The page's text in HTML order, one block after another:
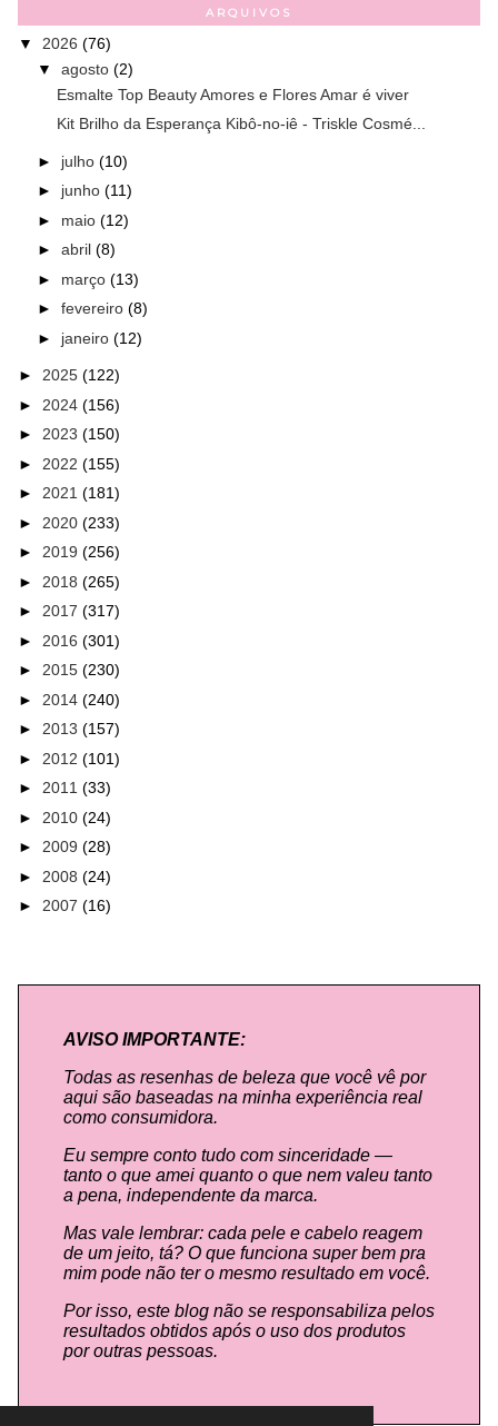
ARQUIVOS
▼ 2026 (76)
▼ agosto (2)
Esmalte Top Beauty Amores e Flores Amar é viver
Kit Brilho da Esperança Kibô-no-iê - Triskle Cosmé...
► julho (10)
► junho (11)
► maio (12)
► abril (8)
► março (13)
► fevereiro (8)
► janeiro (12)
► 2025 (122)
► 2024 (156)
► 2023 (150)
► 2022 (155)
► 2021 (181)
► 2020 (233)
► 2019 (256)
► 2018 (265)
► 2017 (317)
► 2016 (301)
► 2015 (230)
► 2014 (240)
► 2013 (157)
► 2012 (101)
► 2011 (33)
► 2010 (24)
► 2009 (28)
► 2008 (24)
► 2007 (16)
AVISO IMPORTANTE:
Todas as resenhas de beleza que você vê por
aqui são baseadas na minha experiência real
como consumidora.
Eu sempre conto tudo com sinceridade —
tanto o que amei quanto o que nem valeu tanto
a pena, independente da marca.
Mas vale lembrar: cada pele e cabelo reagem
de um jeito, tá? O que funciona super bem pra
mim pode não ter o mesmo resultado em você.
Por isso, este blog não se responsabiliza pelos
resultados obtidos após o uso dos produtos
por outras pessoas.